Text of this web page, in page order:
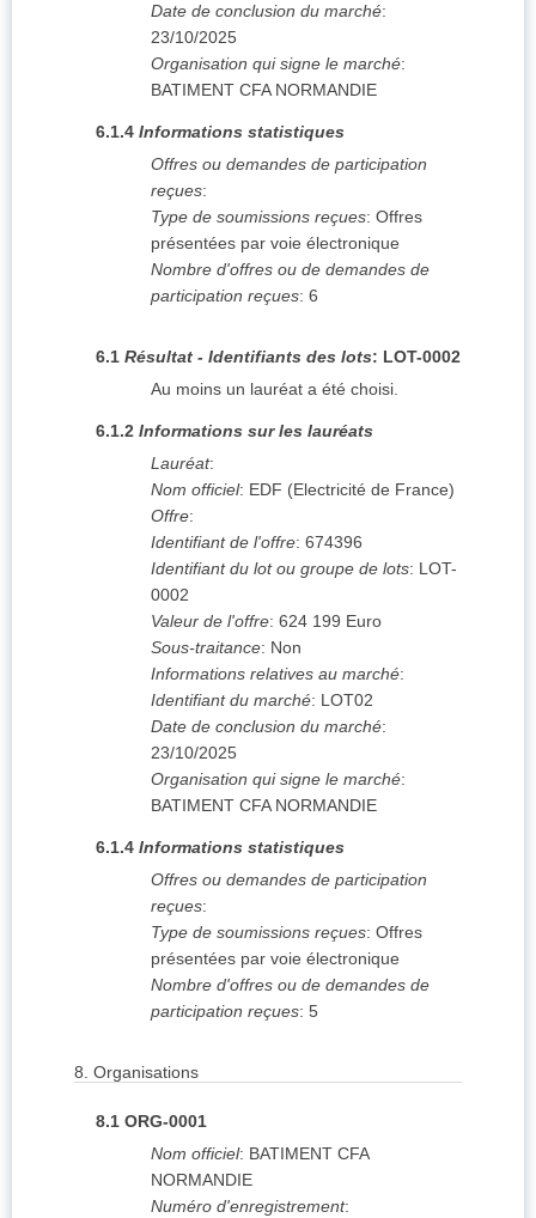
Date de conclusion du marché:
23/10/2025
Organisation qui signe le marché:
BATIMENT CFA NORMANDIE
6.1.4 Informations statistiques
Offres ou demandes de participation
reçues:
Type de soumissions reçues: Offres
présentées par voie électronique
Nombre d'offres ou de demandes de
participation reçues: 6
6.1 Résultat - Identifiants des lots: LOT-0002
Au moins un lauréat a été choisi.
6.1.2 Informations sur les lauréats
Lauréat:
Nom officiel: EDF (Electricité de France)
Offre:
Identifiant de l'offre: 674396
Identifiant du lot ou groupe de lots: LOT-
0002
Valeur de l'offre: 624 199 Euro
Sous-traitance: Non
Informations relatives au marché:
Identifiant du marché: LOT02
Date de conclusion du marché:
23/10/2025
Organisation qui signe le marché:
BATIMENT CFA NORMANDIE
6.1.4 Informations statistiques
Offres ou demandes de participation
reçues:
Type de soumissions reçues: Offres
présentées par voie électronique
Nombre d'offres ou de demandes de
participation reçues: 5
8. Organisations
8.1 ORG-0001
Nom officiel: BATIMENT CFA
NORMANDIE
Numéro d'enregistrement: